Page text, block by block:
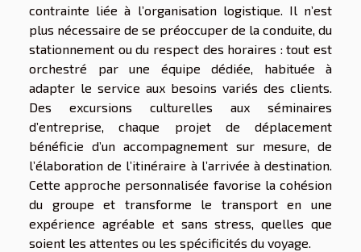
contrainte liée à l’organisation logistique. Il n’est
plus nécessaire de se préoccuper de la conduite, du
stationnement ou du respect des horaires : tout est
orchestré par une équipe dédiée, habituée à
adapter le service aux besoins variés des clients.
Des excursions culturelles aux séminaires
d’entreprise, chaque projet de déplacement
bénéficie d’un accompagnement sur mesure, de
l’élaboration de l’itinéraire à l’arrivée à destination.
Cette approche personnalisée favorise la cohésion
du groupe et transforme le transport en une
expérience agréable et sans stress, quelles que
soient les attentes ou les spécificités du voyage.